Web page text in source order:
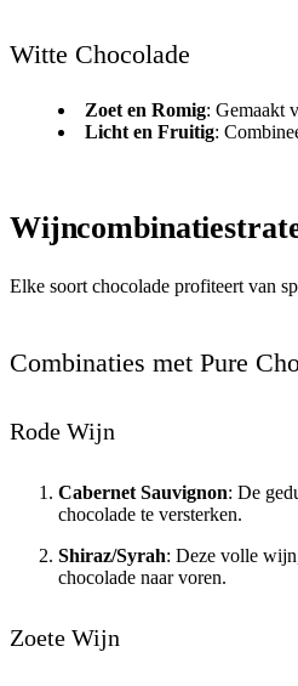
Witte Chocolade
Zoet en Romig: Gemaakt
Licht en Fruitig:
Elke soort chocolade profiteert van
Combinaties met Pure
Rode Wijn
Cabernet Sauvignon: De
chocolade te versterken.
Shiraz/Syrah: Deze volle
chocolade naar voren.
Zoete Wijn